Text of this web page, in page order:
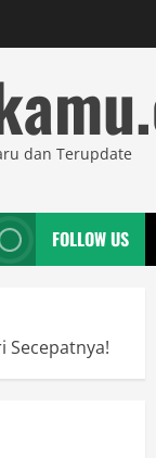
dan Terupdate
FOLLOW US
Secepatnya!